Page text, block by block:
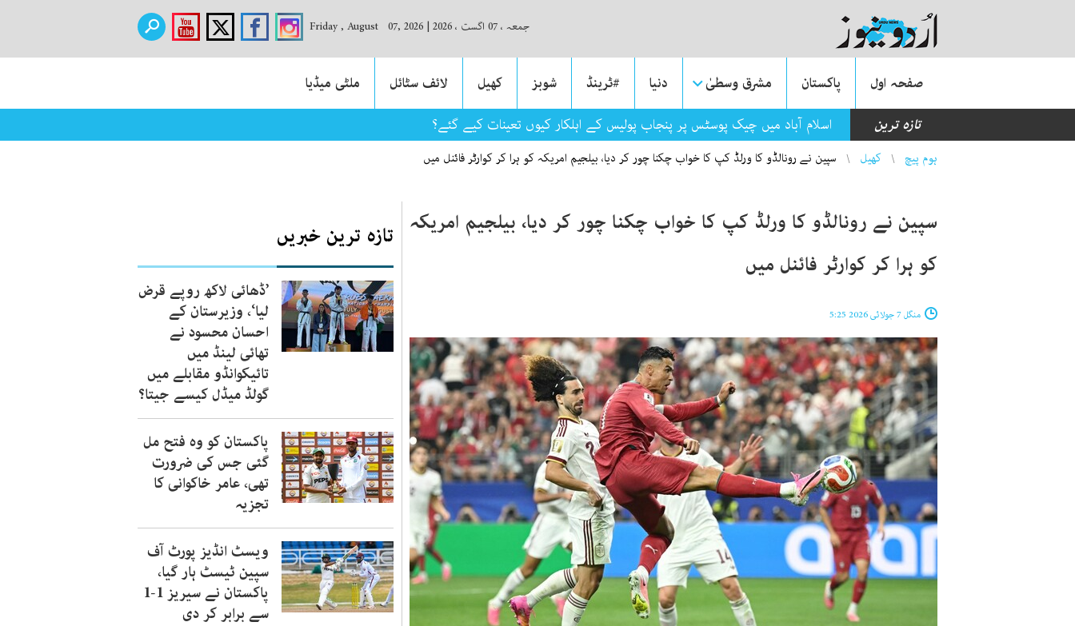
جمعہ ، 07 اگست ، 2026 |
Friday , August 07, 2026
صفحہ اول پاکستان مشرق وسطیٰ دنیا #ٹرینڈ شوبز کھیل لائف سٹائل
ملٹی میڈیا
تازہ ترین
اسلام آباد میں چیک پوسٹس پر پنجاب پولیس کے اہلکار کیوں تعینات کیے گئے؟
You are here
ہوم پیچ کھیل سپین نے رونالڈو کا ورلڈ کپ کا خواب چکنا چور کر دیا، بیلجیم امریکہ کو ہرا کر کوارٹر فائنل میں
سپین نے رونالڈو کا ورلڈ کپ کا خواب چکنا چور کر دیا، بیلجیم امریکہ
کو ہرا کر کوارٹر فائنل میں
منگل 7 جولائی 2026 5:25
تازہ ترین خبریں
’ڈھائی لاکھ روپے قرض
لیا‘، وزیرستان کے
احسان محسود نے
تھائی لینڈ میں
تائیکوانڈو مقابلے میں
گولڈ میڈل کیسے جیتا؟
پاکستان کو وہ فتح مل
گئی جس کی ضرورت
تھی، عامر خاکوانی کا
تجزیہ
ویسٹ انڈیز پورٹ آف
سپین ٹیسٹ ہار گیا،
پاکستان نے سیریز 1-1
سے برابر کر دی